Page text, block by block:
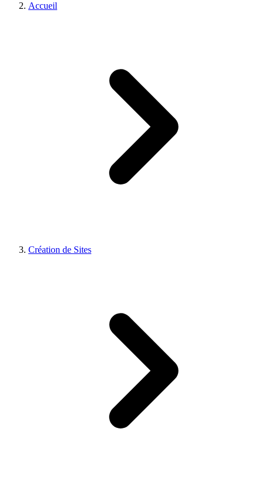
Accueil
Création de Sites